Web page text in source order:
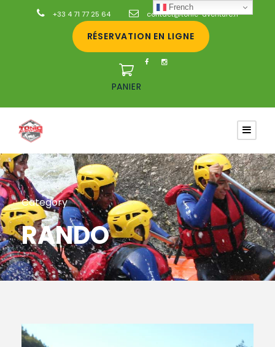
+33 4 71 77 25 64 contact@tonic-aventure.fr
RÉSERVATION EN LIGNE
PANIER
Category
RANDO
French